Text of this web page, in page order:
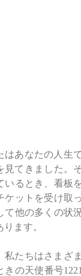
はあなたの人生
見てきました。
いるとき、看板
ケットを受け取
て他の多くの状
ます。
私たちはさまざ
きの天使番号